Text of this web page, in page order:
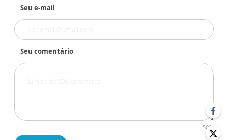
Seu e-mail
Seu comentário
500